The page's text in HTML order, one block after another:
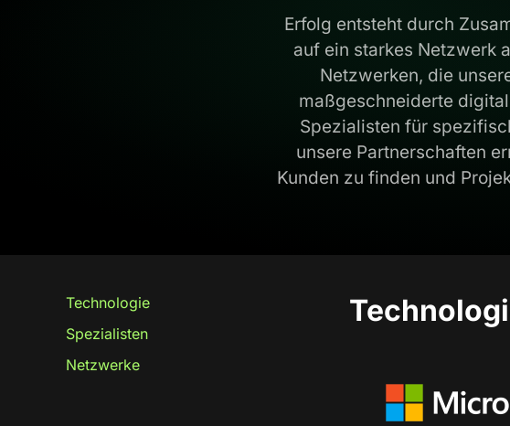
Erfolg entsteht durch
auf ein starkes Netzwerk
Netzwerken, die
maßgeschneiderte
Spezialisten für
unsere Partnerschaften
Kunden zu finden und
Technologie
Spezialisten
Netzwerke